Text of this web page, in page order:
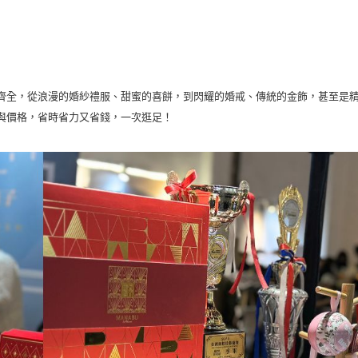
，從浪漫的婚紗禮服、甜蜜的喜餅，到閃耀的婚戒、傳統的金飾，甚至是
格，省時省力又省錢，一次逛足！